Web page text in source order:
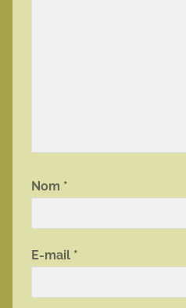
Nom *
E-mail *